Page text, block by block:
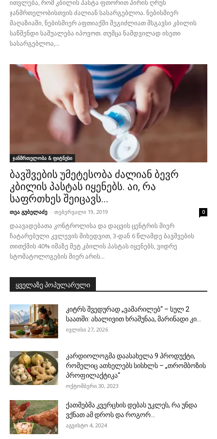
ითვლება, რომ კბილის პასტა ფთორით პირის ღრუს
ჯანმრთელობისთვის ძალიან სასარგებლოა. ნებისმიერ
მაღაზიაში, ნებისმიერ აფთიაქში შეგიძლიათ მსგავსი კბილის
საწმენდი საშუალება იპოვოთ. თუმცა ნამდვილად ისეთი
სასარგებლოა,...
ჯანმრთელობა & ფიტნესი
ბავშვების უმეტესობა ძალიან ბევრ
კბილის პასტას იყენებს. აი, რა
საფრთხეს შეიცავს...
თეა გუბელაძე - თებერვალი 19, 2019 0
დაავადებათა კონტროლისა და დაცვის ცენტრის მიერ
ჩატარებული კვლევის მიხედვით, 3-დან 6 წლამდე ბავშვების
თითქმის 40% იმაზე მეტ კბილის პასტას იყენებს, ვიდრე
სტომატოლოგების მიერ არის...
ყველაზე პოპულარული
კიტრს შვედურად „ვამარილებ“ – სულ 2
საათში: ახალივით ხრაშუნაა, მარინადი კი...
ივლისი 27, 2026
კარდიოლოგმა დაასახელა 9 პროდუქტი,
რომელიც ათხელებს სისხლს – „თრომბოზის
პროფილაქტიკა“
ოქტომბერი 30, 2023
ქათმებმა კვერცხის დებას უკლეს, რა უნდა
ვქნათ ამ დროს და როგორ...
აგვისტო 4, 2024